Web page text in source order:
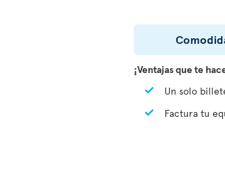
¡Ventajas que te
Un solo
Factura tu